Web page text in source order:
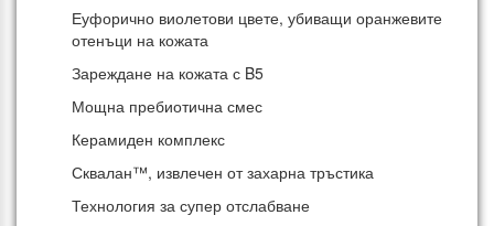
Еуфорично виолетови цвете, убиващи оранжевите
отенъци на кожата
Зареждане на кожата с B5
Мощна пребиотична смес
Керамиден комплекс
Сквалан™, извлечен от захарна тръстика
Технология за супер отслабване